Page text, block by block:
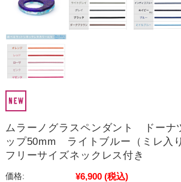
ムラーノグラスペンダント ドーナ
ップ50mm ライトブルー（ミレ入
フリーサイズネックレス付き
価格: ¥6,900 (税込)